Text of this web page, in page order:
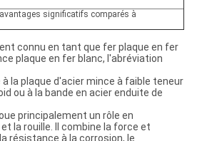
significatifs comparés à
connu en tant que fer plaque en fer
plaque en fer blanc, l'abréviation
la plaque d'acier mince à faible teneur
ou à la bande en acier enduite de
principalement un rôle en
la rouille. Il combine la force et
résistance à la corrosion, le